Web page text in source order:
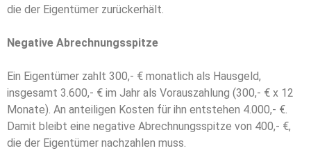
die der Eigentümer zurückerhält.
Negative Abrechnungsspitze
Ein Eigentümer zahlt 300,- € monatlich als Hausgeld,
insgesamt 3.600,- € im Jahr als Vorauszahlung (300,- € x 12
Monate). An anteiligen Kosten für ihn entstehen 4.000,- €.
Damit bleibt eine negative Abrechnungsspitze von 400,- €,
die der Eigentümer nachzahlen muss.